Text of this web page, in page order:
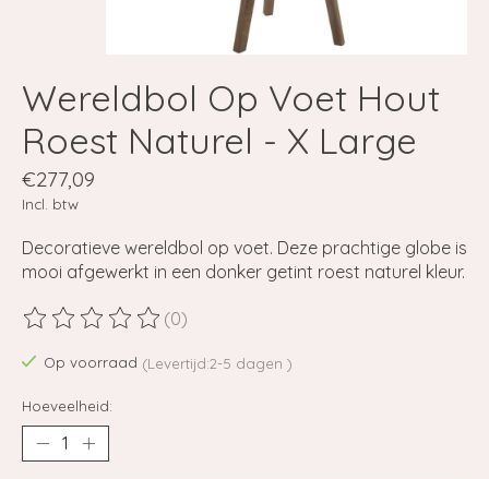
Wereldbol Op Voet Hout
Roest Naturel - X Large
€277,09
Incl. btw
Decoratieve wereldbol op voet. Deze prachtige globe is
mooi afgewerkt in een donker getint roest naturel kleur.
De beoordeling van dit product is
(0)
Op voorraad (Levertijd:2-5 dagen )
Hoeveelheid: